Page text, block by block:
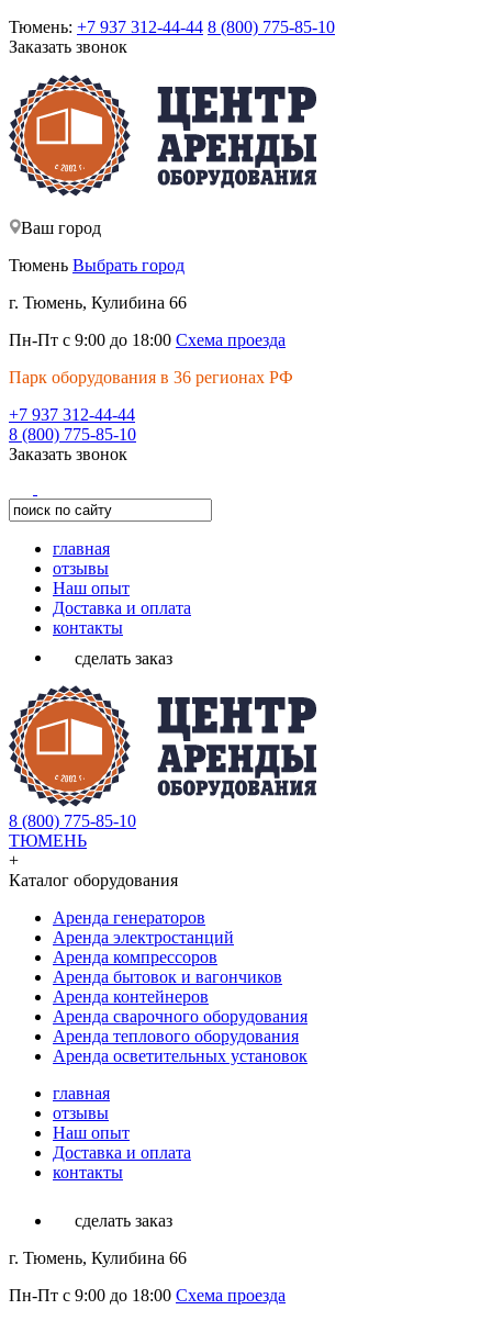
Тюмень: +7 937 312-44-44 8 (800) 775-85-10
Заказать звонок
Ваш город
Тюмень Выбрать город
г. Тюмень, Кулибина 66
Пн-Пт с 9:00 до 18:00 Схема проезда
Парк оборудования в 36 регионах РФ
+7 937 312-44-44
8 (800) 775-85-10
Заказать звонок
главная
отзывы
Наш опыт
Доставка и оплата
контакты
сделать заказ
8 (800) 775-85-10
ТЮМЕНЬ
+
Каталог оборудования
Аренда генераторов
Аренда электростанций
Аренда компрессоров
Аренда бытовок и вагончиков
Аренда контейнеров
Аренда сварочного оборудования
Аренда теплового оборудования
Аренда осветительных установок
главная
отзывы
Наш опыт
Доставка и оплата
контакты
сделать заказ
г. Тюмень, Кулибина 66
Пн-Пт с 9:00 до 18:00 Схема проезда